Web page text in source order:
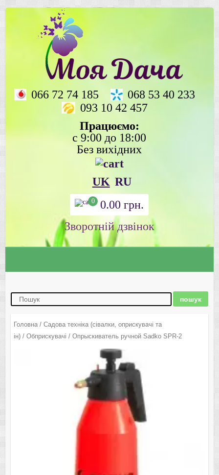
066 72 74 185
068 53 40 233
093 10 42 457
Працюємо:
с 9:00 до 18:00
Без вихідних
UK RU
0 0.00грн.
Зворотній дзвінок
Головна/ Садова техніка (сівалки, оприскувачі та
ін)/ Обприскувачі / Опрыскиватель ручной Sadko SPR-2